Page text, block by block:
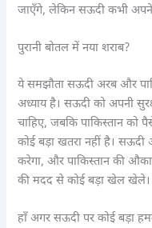
जाएँगे, लेकिन सऊदी कभी अपने
पुरानी बोतल में नया शराब?
ये समझौता सऊदी अरब और
अध्याय है। सऊदी को अपनी
चाहिए, जबकि पाकिस्तान को
कोई बड़ा खतरा नहीं है।
करेगा, और पाकिस्तान की
की मदद से कोई बड़ा खेल खेले।
हाँ अगर सऊदी पर कोई बड़ा